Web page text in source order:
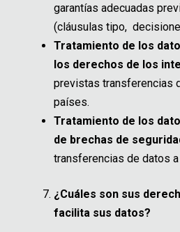
garantías adecuadas
(cláusulas tipo,
Tratamiento de los
los derechos de los
previstas transferencias
países.
Tratamiento de los
de brechas de
transferencias de datos
¿Cuáles son sus
facilita sus datos?